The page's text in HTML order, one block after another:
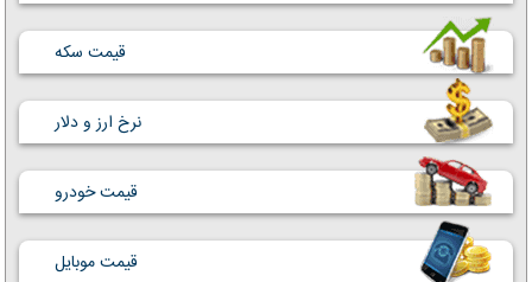
قیمت سکه
نرخ ارز و دلار
قیمت خودرو
قیمت موبایل